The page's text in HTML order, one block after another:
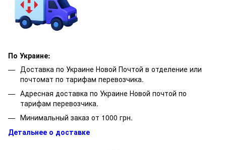
По Украине:
Доставка по Украине Новой Почтой в отделение или
почтомат по тарифам перевозчика.
Адресная доставка по Украине Новой почтой по
тарифам перевозчика.
Минимальный заказ от 1000 грн.
Детальнее о доставке